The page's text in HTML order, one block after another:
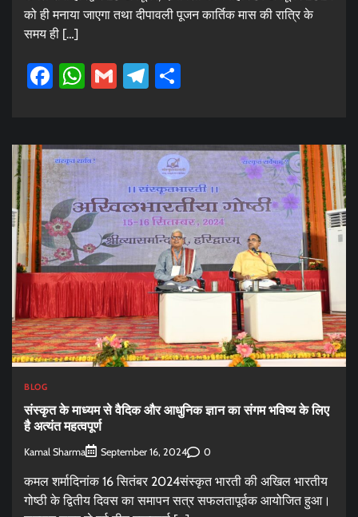
को ही मनाया जाएगा तथा दीपावली पूजन कार्तिक मास की रात्रि के
समय ही […]
Facebook
WhatsApp
GmailTelegram
BLOG
संस्कृत के माध्यम से वैदिक और आधुनिक ज्ञान का संगम भविष्य के लिए
है अत्यंत महत्वपूर्ण
Kamal Sharma September 16, 2024 0
कमल शर्मादिनांक 16 सितंबर 2024संस्कृत भारती की अखिल भारतीय
गोष्ठी के द्वितीय दिवस का समापन सत्र सफलतापूर्वक आयोजित हुआ।